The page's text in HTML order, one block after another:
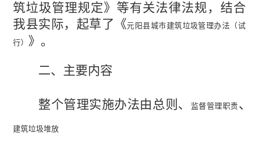
筑垃圾管理规定》等有关法律法规，结合
我县实际，起草了《元阳县城市建筑垃圾管理办法（试
行） 》。
二、主要内容
整个管理实施办法由总则、 监督管理职责 、
建筑垃圾堆放